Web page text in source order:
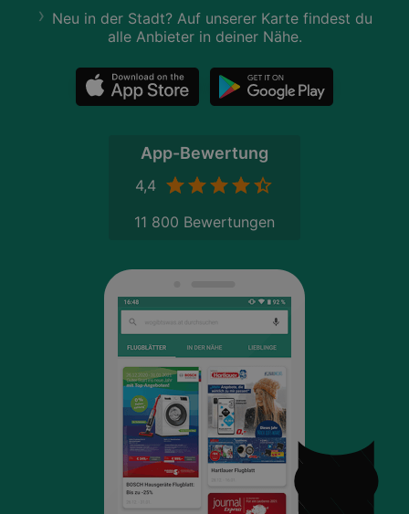
Neu in der Stadt? Auf unserer Karte findest du
alle Anbieter in deiner Nähe.
App-Bewertung
4,4
11 800 Bewertungen